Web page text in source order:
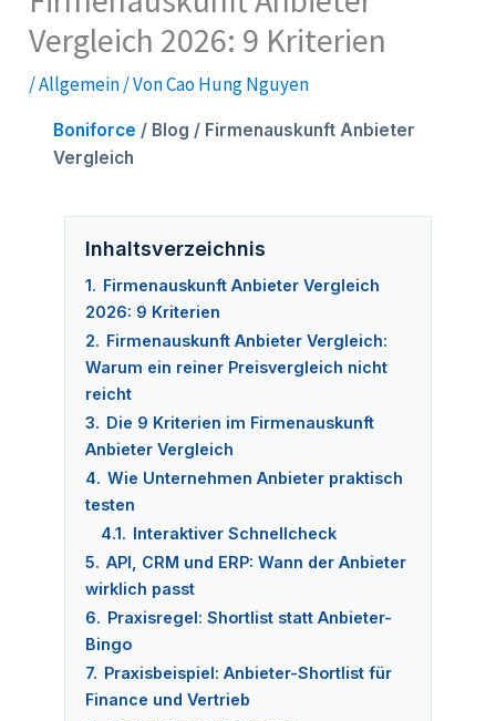
Vergleich 2026: 9 Kriterien
/Allgemein/ VonCao Hung Nguyen
Boniforce / Blog / Firmenauskunft Anbieter
Vergleich
Inhaltsverzeichnis
1. Firmenauskunft Anbieter Vergleich
2026: 9 Kriterien
2. Firmenauskunft Anbieter Vergleich:
Warum ein reiner Preisvergleich nicht
reicht
3. Die 9 Kriterien im Firmenauskunft
Anbieter Vergleich
4. Wie Unternehmen Anbieter praktisch
testen
4.1. Interaktiver Schnellcheck
5. API, CRM und ERP: Wann der Anbieter
wirklich passt
6. Praxisregel: Shortlist statt Anbieter-
Bingo
7. Praxisbeispiel: Anbieter-Shortlist für
Finance und Vertrieb